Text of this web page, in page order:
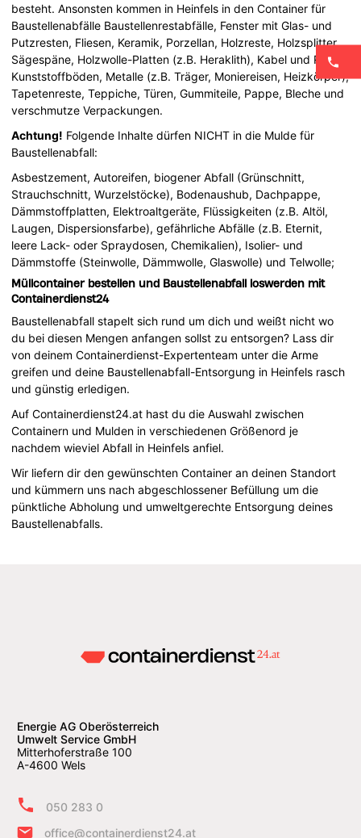
besteht. Ansonsten kommen in Heinfels in den Container für
Baustellenabfälle Baustellenrestabfälle, Fenster mit Glas- und
Putzresten, Fliesen, Keramik, Porzellan, Holzreste, Holzsplitter,
Sägespäne, Holzwolle-Platten (z.B. Heraklith), Kabel und Rohre,
Kunststoffböden, Metalle (z.B. Träger, Moniereisen, Heizkörper),
Tapetenreste, Teppiche, Türen, Gummiteile, Pappe, Bleche und
verschmutze Verpackungen.
Achtung! Folgende Inhalte dürfen NICHT in die Mulde für
Baustellenabfall:
Asbestzement, Autoreifen, biogener Abfall (Grünschnitt,
Strauchschnitt, Wurzelstöcke), Bodenaushub, Dachpappe,
Dämmstoffplatten, Elektroaltgeräte, Flüssigkeiten (z.B. Altöl,
Laugen, Dispersionsfarbe), gefährliche Abfälle (z.B. Eternit,
leere Lack- oder Spraydosen, Chemikalien), Isolier- und
Dämmstoffe (Steinwolle, Dämmwolle, Glaswolle) und Telwolle;
Müllcontainer bestellen und Baustellenabfall loswerden mit
Containerdienst24
Baustellenabfall stapelt sich rund um dich und weißt nicht wo
du bei diesen Mengen anfangen sollst zu entsorgen? Lass dir
von deinem Containerdienst-Expertenteam unter die Arme
greifen und deine Baustellenabfall-Entsorgung in Heinfels rasch
und günstig erledigen.
Auf Containerdienst24.at hast du die Auswahl zwischen
Containern und Mulden in verschiedenen Größenord je
nachdem wieviel Abfall in Heinfels anfiel.
Wir liefern dir den gewünschten Container an deinen Standort
und kümmern uns nach abgeschlossener Befüllung um die
pünktliche Abholung und umweltgerechte Entsorgung deines
Baustellenabfalls.
Energie AG Oberösterreich
Umwelt Service GmbH
Mitterhoferstraße 100
A-4600 Wels
050 283 0
office@containerdienst24.at